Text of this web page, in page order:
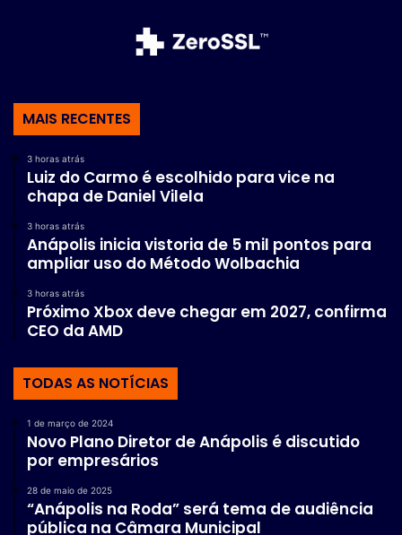
MAIS RECENTES
3 horas atrás
Luiz do Carmo é escolhido para vice na
chapa de Daniel Vilela
3 horas atrás
Anápolis inicia vistoria de 5 mil pontos para
ampliar uso do Método Wolbachia
3 horas atrás
Próximo Xbox deve chegar em 2027, confirma
CEO da AMD
TODAS AS NOTÍCIAS
1 de março de 2024
Novo Plano Diretor de Anápolis é discutido
por empresários
28 de maio de 2025
“Anápolis na Roda” será tema de audiência
pública na Câmara Municipal